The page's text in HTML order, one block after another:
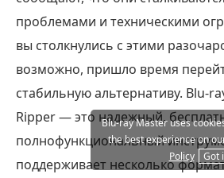
проблемами и техническими
вы столкнулись с этими
возможно, пришло время
стабильную альтернативу. Blu-
Ripper — это надежный,
полнофункциональный
поддерживает несколько
Blu-ray Master uses
the best experience on
Policy
Got